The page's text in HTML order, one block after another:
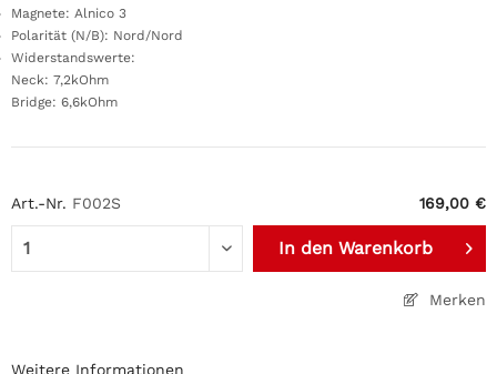
Art.-Nr. F002S 169,00 €
In den Warenkorb
Merken
Magnete: Alnico 3
Polarität (N/B): Nord/Nord
Widerstandswerte:
Neck: 7,2kOhm
Bridge: 6,6kOhm
Weitere Informationen